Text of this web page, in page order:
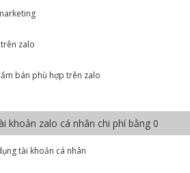
zalo
bán phù hợp trên zalo
khoản zalo cá nhân chi phí bằng 0
tài khoản cá nhân